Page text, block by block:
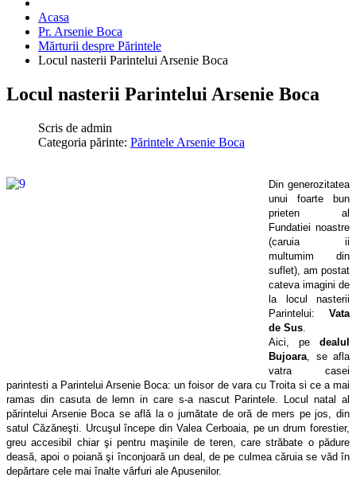
Acasa
Pr. Arsenie Boca
Mărturii despre Părintele
Locul nasterii Parintelui Arsenie Boca
Locul nasterii Parintelui Arsenie Boca
Scris de admin
Categoria părinte: Părintele Arsenie Boca
Din generozitatea
unui foarte bun
prieten al
Fundatiei noastre
(caruia ii
multumim din
suflet), am postat
cateva imagini de
la locul nasterii
Parintelui: Vata
de Sus
Aici, pe dealul
Bujoara , se afla
vatra casei
parintesti a Parintelui Arsenie Boca: un foisor de vara cu Troita si ce a mai
ramas din casuta de lemn in care s-a nascut Parintele. Locul natal al
părintelui Arsenie Boca se află la o jumătate de oră de mers pe jos, din
satul Căzăneşti. Urcuşul începe din Valea Cerboaia, pe un drum forestier,
greu accesibil chiar şi pentru maşinile de teren, care străbate o pădure
deasă, apoi o poiană şi înconjoară un deal, de pe culmea căruia se văd în
depărtare cele mai înalte vârfuri ale Apusenilor.